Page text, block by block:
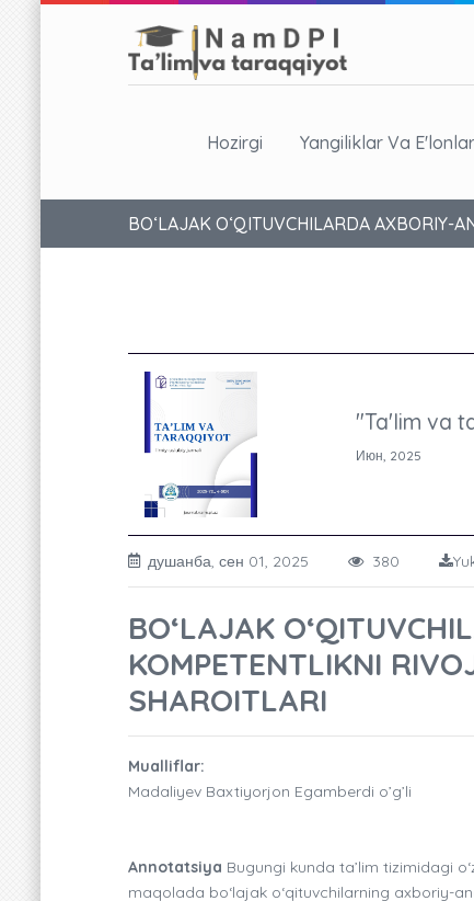
Hozirgi Yangiliklar Va E'lonlar
BO‘LAJAK O‘QITUVCHILARDA AXBORIY-
"Ta'lim va
Июн, 2025
душанба, сен 01, 2025 380
BO‘LAJAK
KOMPETENTLIKNI
SHAROITLARI
Mualliflar:
Madaliyev Baxtiyorjon Egamberdi o’g’li
Annotatsiya Bugungi kunda ta’lim tizimidagi
maqolada bo‘lajak o‘qituvchilarning axboriy-